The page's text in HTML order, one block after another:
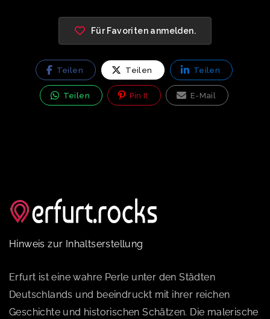
Für Favoriten anmelden.
Teilen Teilen Teilen
Teilen Pin It E-Mail
Hinweis zur Inhaltserstellung
Erfurt ist eine wahre Perle unter den Städten
Deutschlands und beeindruckt mit ihrer reichen
Geschichte und historischen Schätzen. Die malerische